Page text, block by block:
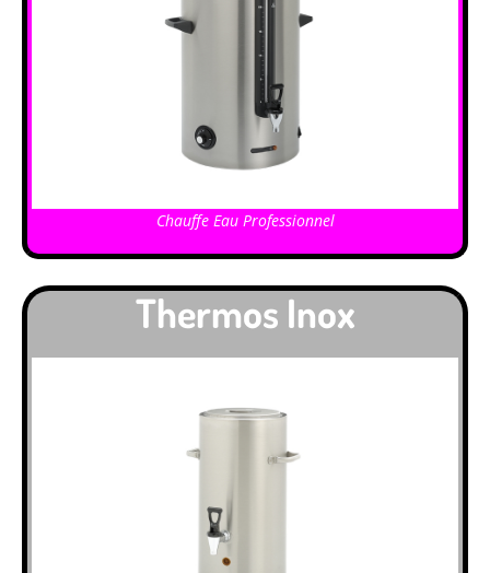
Chauffe Eau Professionnel
Thermos Inox